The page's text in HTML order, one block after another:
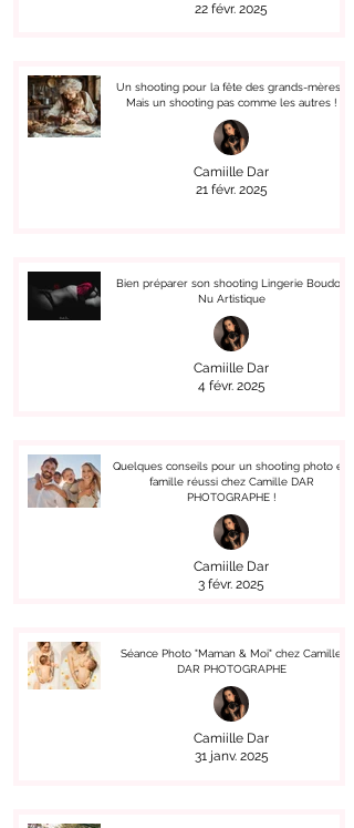
22 févr. 2025
Un shooting pour la fête des grands-mères !
Mais un shooting pas comme les autres !
Camiille Dar
21 févr. 2025
Bien préparer son shooting Lingerie Boudoir
Nu Artistique
Camiille Dar
4 févr. 2025
Quelques conseils pour un shooting photo en
famille réussi chez Camille DAR
PHOTOGRAPHE !
Camiille Dar
3 févr. 2025
Séance Photo "Maman & Moi" chez Camille
DAR PHOTOGRAPHE
Camiille Dar
31 janv. 2025